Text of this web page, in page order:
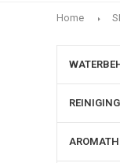
Home
REINIGING